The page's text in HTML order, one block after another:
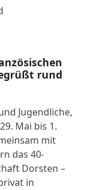
rund
Jugendliche,
Mai bis 1.
mit
das 40-
Dorsten –
in